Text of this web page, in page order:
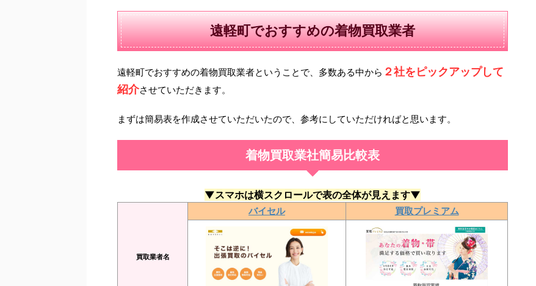
遠軽町でおすすめの着物買取業者
遠軽町でおすすめの着物買取業者ということで、多数ある中から ２社をピックアップして
紹介させていただきます。
まずは簡易表を作成させていただいたので、参考にしていただければと思います。
着物買取業社簡易比較表
▼スマホは横スクロールで表の全体が見えます▼
買取業者名
バイセル 買取プレミアム